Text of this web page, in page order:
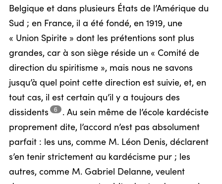
Belgique et dans plusieurs États de l’Amérique du
Sud ; en France, il a été fondé, en 1919, une
« Union Spirite » dont les prétentions sont plus
grandes, car à son siège réside un « Comité de
direction du spiritisme », mais nous ne savons
jusqu’à quel point cette direction est suivie, et, en
tout cas, il est certain qu’il y a toujours des
dissidents
6 .Au sein même de l’école kardéciste
proprement dite, l’accord n’est pas absolument
parfait : les uns, comme M. Léon Denis, déclarent
s’en tenir strictement au kardécisme pur ; les
autres, comme M. Gabriel Delanne, veulent